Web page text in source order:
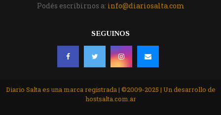
Podés escribirnos a: info@diariosalta.com
SEGUINOS
Diario Salta es una marca registrada | ©2009-2025 | Un desarrollo de
hostsalta.com.ar